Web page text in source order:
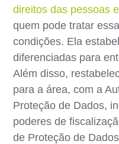
direitos das pessoas
quem pode tratar
condições. Ela
diferenciadas para
Além disso,
para a área, com a
Proteção de Dados,
poderes de
de Proteção de